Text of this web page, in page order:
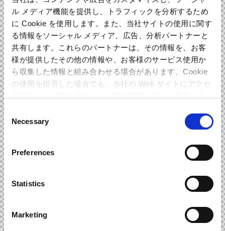
ル メディア機能を提供し、トラフィックを分析するため
に Cookie を使用します。また、当社サイトの使用に関す
る情報をソーシャル メディア、広告、分析パートナーと
共有します。これらのパートナーは、その情報を、お客
様が提供したその他の情報や、お客様のサービス使用か
ら収集した情報と組み合わせる場合があります。Cookie
の使用を拒否した場合でも、当社の Web サイトにアクセ
Consent
Selection
Necessary
Preferences
Statistics
Marketing